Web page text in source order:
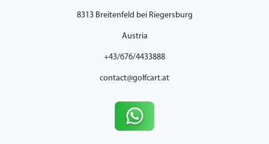
8313 Breitenfeld bei Riegersburg
Austria
+43/676/4433888
contact@golfcart.at